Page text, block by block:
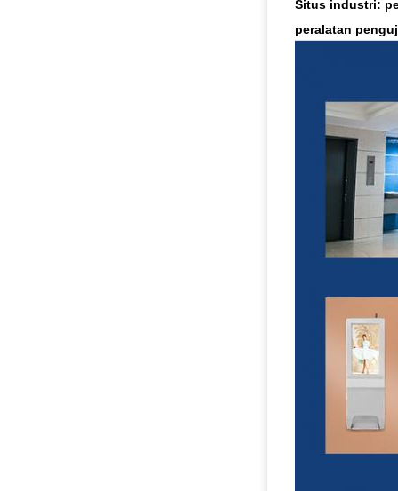
Situs industri:
peralatan